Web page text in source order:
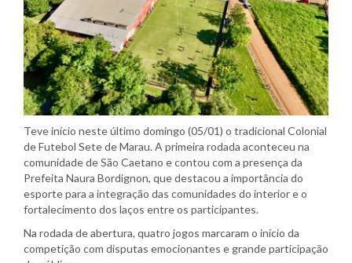
Teve início neste último domingo (05/01) o tradicional Colonial
de Futebol Sete de Marau. A primeira rodada aconteceu na
comunidade de São Caetano e contou com a presença da
Prefeita Naura Bordignon, que destacou a importância do
esporte para a integração das comunidades do interior e o
fortalecimento dos laços entre os participantes.
Na rodada de abertura, quatro jogos marcaram o início da
competição com disputas emocionantes e grande participação